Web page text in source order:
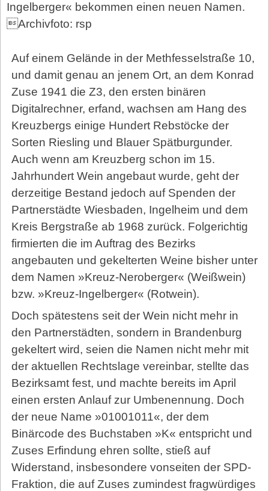
Ingelberger« bekommen einen neuen Namen.
Archivfoto: rsp
Auf einem Gelände in der Methfesselstraße 10,
und damit genau an jenem Ort, an dem Konrad
Zuse 1941 die Z3, den ersten binären
Digitalrechner, erfand, wachsen am Hang des
Kreuzbergs einige Hundert Rebstöcke der
Sorten Riesling und Blauer Spätburgunder.
Auch wenn am Kreuzberg schon im 15.
Jahrhundert Wein angebaut wurde, geht der
derzeitige Bestand jedoch auf Spenden der
Partnerstädte Wiesbaden, Ingelheim und dem
Kreis Bergstraße ab 1968 zurück. Folgerichtig
firmierten die im Auftrag des Bezirks
angebauten und gekelterten Weine bisher unter
dem Namen »Kreuz-Neroberger« (Weißwein)
bzw. »Kreuz-Ingelberger« (Rotwein).
Doch spätestens seit der Wein nicht mehr in
den Partnerstädten, sondern in Brandenburg
gekeltert wird, seien die Namen nicht mehr mit
der aktuellen Rechtslage vereinbar, stellte das
Bezirksamt fest, und machte bereits im April
einen ersten Anlauf zur Umbenennung. Doch
der neue Name »01001011«, der dem
Binärcode des Buchstaben »K« entspricht und
Zuses Erfindung ehren sollte, stieß auf
Widerstand, insbesondere vonseiten der SPD-
Fraktion, die auf Zuses zumindest fragwürdiges